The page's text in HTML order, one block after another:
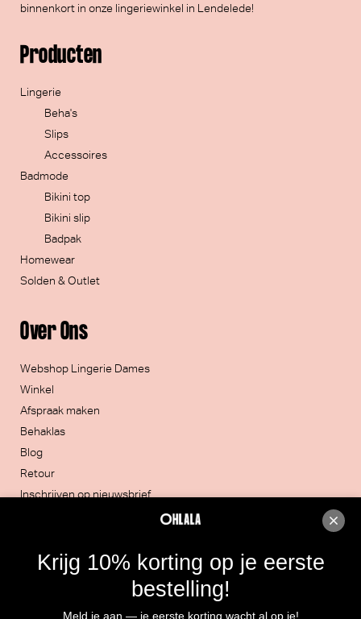
binnenkort in onze lingeriewinkel in Lendelede!
Over Ons
Webshop Lingerie Dames
Winkel
Afspraak maken
Behaklas
Blog
Retour
Inschrijven op nieuwsbrief
Producten
Lingerie
Beha's
Slips
Accessoires
Badmode
Bikini top
Bikini slip
Badpak
Homewear
Solden & Outlet
051/30.32.20
Krijg 10% korting op je eerste
bestelling!
Meld je aan — je eerste korting wacht al op je!